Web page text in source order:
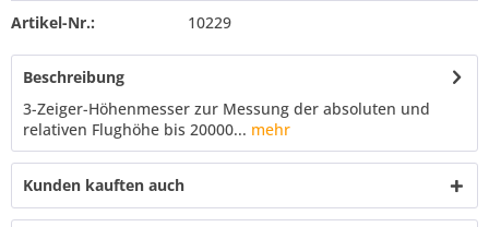
Artikel-Nr.: 10229
Beschreibung
3-Zeiger-Höhenmesser zur Messung der absoluten und
relativen Flughöhe bis 20000... mehr
Kunden kauften auch